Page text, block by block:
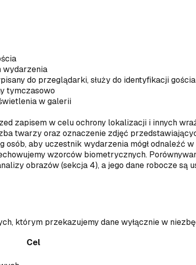
wydarzenia
do przeglądarki, służy do identyfikacji
tymczasowo
w galerii
zapisem w celu ochrony lokalizacji i innych
twarzy oraz oznaczenie zdjęć
aby uczestnik wydarzenia mógł odnaleźć
wzorców biometrycznych.
obrazów (sekcja 4), a jego dane robocze są
którym przekazujemy dane wyłącznie w
Cel